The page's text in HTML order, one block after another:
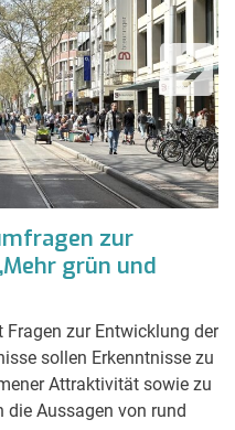
zur
grün und
zur Entwicklung der
sollen Erkenntnisse zu
Attraktivität sowie zu
die Aussagen von rund